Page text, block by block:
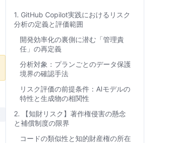
1. GitHub Copilot実践におけるリスク
分析の定義と評価範囲
開発効率化の裏側に潜む「管理責
任」の再定義
分析対象：プランごとのデータ保護
境界の確認手法
リスク評価の前提条件：AIモデルの
特性と生成物の相関性
2. 【知財リスク】著作権侵害の懸念
と補償制度の限界
コードの類似性と知的財産権の所在